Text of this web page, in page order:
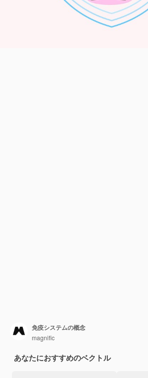
免疫システムの概念
magnific
あなたにおすすめのベクトル